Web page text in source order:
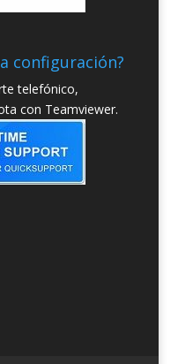
configuración?
telefónico,
con Teamviewer.